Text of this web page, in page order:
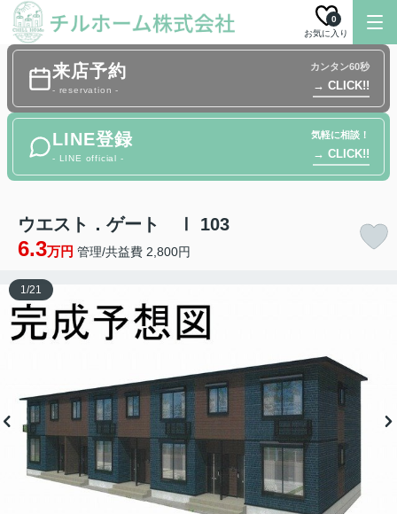
お気に入り
0
来店予約
- reservation -
カンタン60秒
→ CLICK!!
LINE登録
- LINE official -
気軽に相談！
→ CLICK!!
ウエスト．ゲート Ⅰ 103
6.3万円 管理/共益費 2,800円
1/21